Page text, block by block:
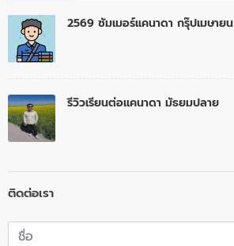
2569 ซัมเมอร์แคนาดา กรุ๊ปเมษายน
รีวิวเรียนต่อแคนาดา มัธยมปลาย
ติดต่อเรา